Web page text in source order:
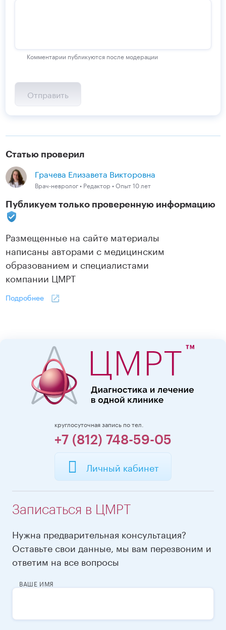
Комментарии публикуются после модерации
Статью проверил
Грачева Елизавета Викторовна
Врач-невролог • Редактор • Опыт 10 лет
Публикуем только проверенную информацию
Размещенные на сайте материалы
написаны авторами с медицинским
образованием и специалистами
компании ЦМРТ
Подробнее
круглосуточная запись по тел.
+7 (812) 748-59-05
Личный кабинет
Записаться в ЦМРТ
Нужна предварительная консультация?
Оставьте свои данные, мы вам перезвоним и
ответим на все вопросы
ВАШЕ ИМЯ